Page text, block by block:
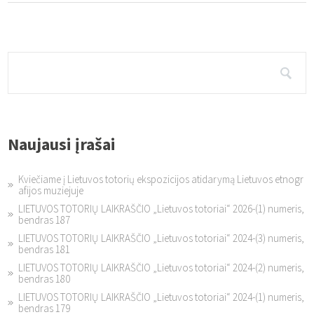
Naujausi įrašai
Kviečiame į Lietuvos totorių ekspozicijos atidarymą Lietuvos etnogr
afijos muziejuje
LIETUVOS TOTORIŲ LAIKRAŠČIO „Lietuvos totoriai“ 2026-(1) numeris,
bendras 187
LIETUVOS TOTORIŲ LAIKRAŠČIO „Lietuvos totoriai“ 2024-(3) numeris,
bendras 181
LIETUVOS TOTORIŲ LAIKRAŠČIO „Lietuvos totoriai“ 2024-(2) numeris,
bendras 180
LIETUVOS TOTORIŲ LAIKRAŠČIO „Lietuvos totoriai“ 2024-(1) numeris,
bendras 179